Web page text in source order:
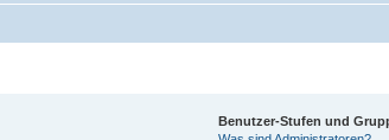
Benutzer-Stufen und